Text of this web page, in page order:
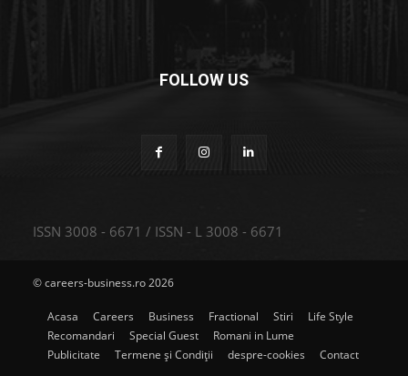
FOLLOW US
ISSN 3008 - 6671 / ISSN - L 3008 - 6671
© careers-business.ro 2026
Acasa Careers Business Fractional Stiri
Life Style
Recomandari
Special Guest
Romani in Lume
Publicitate
Termene și Condiții despre-cookies Contact